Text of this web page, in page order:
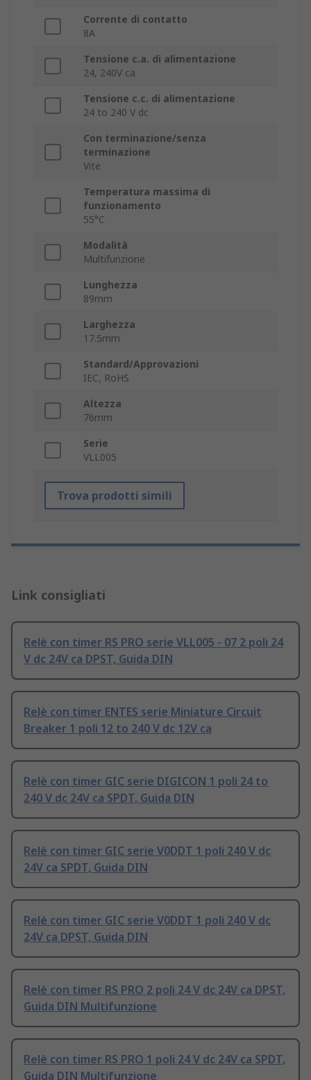
Corrente di contatto
8A
Tensione c.a. di alimentazione
24, 240V ca
Tensione c.c. di alimentazione
24 to 240 V dc
Con terminazione/senza
terminazione
Vite
Temperatura massima di
funzionamento
55°C
Modalità
Multifunzione
Lunghezza
89mm
Larghezza
17.5mm
Standard/Approvazioni
IEC, RoHS
Altezza
76mm
Serie
VLL005
Trova prodotti simili
Link consigliati
Relè con timer RS PRO serie VLL005 - 07 2 poli 24
V dc 24V ca DPST, Guida DIN
Relè con timer ENTES serie Miniature Circuit
Breaker 1 poli 12 to 240 V dc 12V ca
Relè con timer GIC serie DIGICON 1 poli 24 to
240 V dc 24V ca SPDT, Guida DIN
Relè con timer GIC serie V0DDT 1 poli 240 V dc
24V ca SPDT, Guida DIN
Relè con timer GIC serie V0DDT 1 poli 240 V dc
24V ca DPST, Guida DIN
Relè con timer RS PRO 2 poli 24 V dc 24V ca DPST,
Guida DIN Multifunzione
Relè con timer RS PRO 1 poli 24 V dc 24V ca SPDT,
Guida DIN Multifunzione